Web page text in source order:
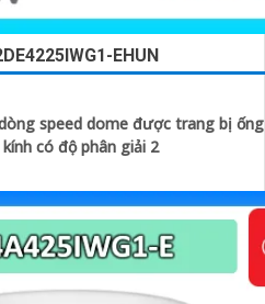
EHUN
dòng speed dome được trang bị
có độ phân giải 2